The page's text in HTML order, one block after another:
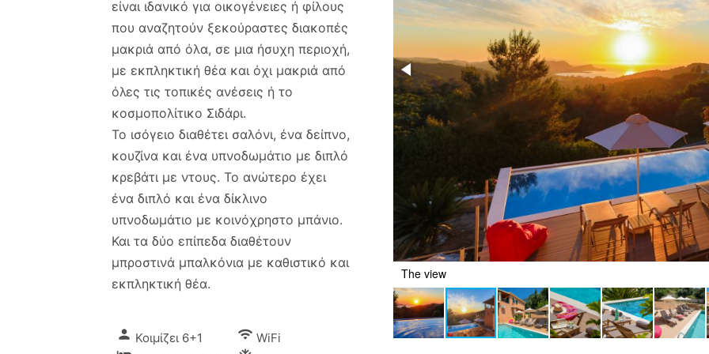
είναι ιδανικό για οικογένειες ή φίλους
που αναζητούν ξεκούραστες διακοπές
μακριά από όλα, σε μια ήσυχη περιοχή,
με εκπληκτική θέα και όχι μακριά από
όλες τις τοπικές ανέσεις ή το
κοσμοπολίτικο Σιδάρι.
Το ισόγειο διαθέτει σαλόνι, ένα δείπνο,
κουζίνα και ένα υπνοδωμάτιο με διπλό
κρεβάτι με ντους. Το ανώτερο έχει
ένα διπλό και ένα δίκλινο
υπνοδωμάτιο με κοινόχρηστο μπάνιο.
Και τα δύο επίπεδα διαθέτουν
μπροστινά μπαλκόνια με καθιστικό και
εκπληκτική θέα.
person Κοιμίζει 6+1 wifi WiFi
The view